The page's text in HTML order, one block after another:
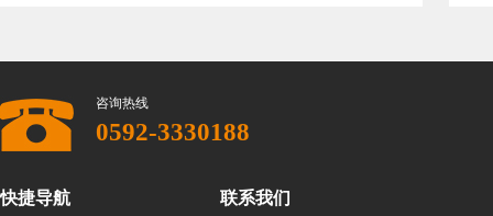
咨询热线
0592-3330188
快捷导航 联系我们